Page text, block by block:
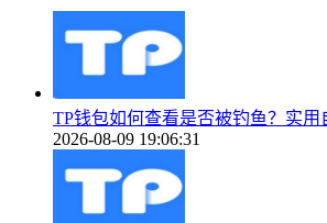
TP钱包如何查看是否被钓鱼？实用
2026-08-09 19:06:31